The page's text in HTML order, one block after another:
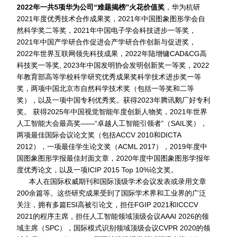
2022年一共5项华为公司“难题揭榜”火花价值奖，华为杭研
2021年度优秀技术合作成果奖 ， 2021年中国图象图形学会自
然科学奖二等奖，2021年中国电子学会科技进步一等奖，
2021年中国产学研合作促进会产学研合作创新与促进奖，
2022年世界互联网领先科技成果，2022年陆增镛CAD&CG高
科技奖一等奖, 2023年中国发明协会发明创新奖一等奖，2022
年教育部高等学校科学研究优秀成果奖科学技术进步奖一等
奖，两项中国北京市自然科学技术奖（包括一等奖和二等
奖），以及一项中国专利优秀奖。获得2023年腾讯鹅厂好专利
奖。
获得2025年中国视觉智能年度创新人物奖， 2021年世界
人工智能大会最高奖——“卓越人工智能引领者”（SAIL奖），
两项最佳国际会议论文奖（包括ACCV 2010和DICTA
2012），一项最佳学生论文奖（ACML 2017），2019年度中
国图象图形学报最佳封面文章，2020年度中国图象图形学报年
度优秀论文，以及一项ICIP 2015 Top 10%论文奖。
本人在国际权威期刊和国际顶级学术会议发表或录用文章
200余篇等。这些研究成果受到了国际学术界和工业界的广泛
关注，拥有多篇ESI高被引论文，担任FGIP 2021和ICCCV
2021的程序主席，担任人工智能领域顶级会议AAAI 2026的领
域主席（SPC）， 国际模式识别领域顶级会议CVPR 2020的领